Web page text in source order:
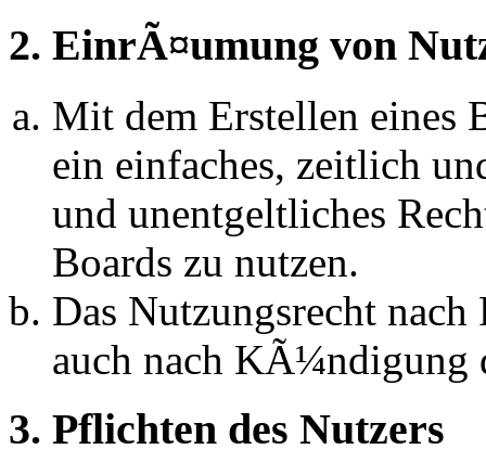
2. EinrÃ¤umung von
Mit dem Erstellen eines
ein einfaches, zeitlich
und unentgeltliches
Boards zu nutzen.
Das Nutzungsrecht
auch nach KÃ¼ndigung
3. Pflichten des Nutzers